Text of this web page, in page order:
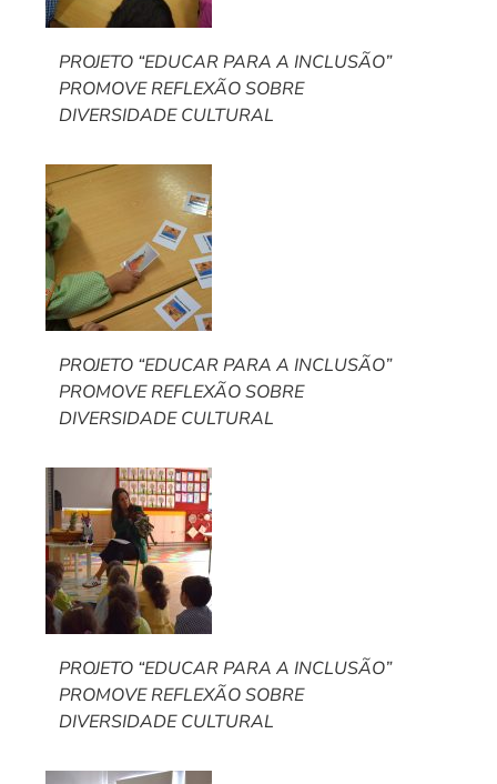
PROJETO “EDUCAR PARA A INCLUSÃO”
PROMOVE REFLEXÃO SOBRE
DIVERSIDADE CULTURAL
PROJETO “EDUCAR PARA A INCLUSÃO”
PROMOVE REFLEXÃO SOBRE
DIVERSIDADE CULTURAL
PROJETO “EDUCAR PARA A INCLUSÃO”
PROMOVE REFLEXÃO SOBRE
DIVERSIDADE CULTURAL